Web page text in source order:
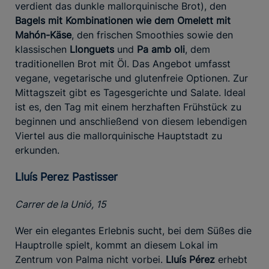
verdient das dunkle mallorquinische Brot), den
Bagels mit Kombinationen wie dem Omelett mit
Mahón-Käse, den frischen Smoothies sowie den
klassischen Llonguets und Pa amb oli, dem
traditionellen Brot mit Öl. Das Angebot umfasst
vegane, vegetarische und glutenfreie Optionen. Zur
Mittagszeit gibt es Tagesgerichte und Salate. Ideal
ist es, den Tag mit einem herzhaften Frühstück zu
beginnen und anschließend von diesem lebendigen
Viertel aus die mallorquinische Hauptstadt zu
erkunden.
Lluís Perez Pastisser
Carrer de la Unió, 15
Wer ein elegantes Erlebnis sucht, bei dem Süßes die
Hauptrolle spielt, kommt an diesem Lokal im
Zentrum von Palma nicht vorbei. Lluís Pérez erhebt